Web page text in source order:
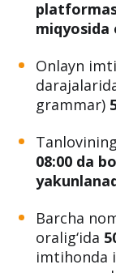
miqyosida
Onlayn
grammar)
08:00 da
Barcha
oralig‘ida
imtihonda